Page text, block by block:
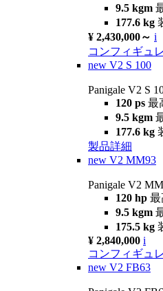
9.5 kgm
177.6 kg
¥ 2,430,000～ i
コンフィギュ
new V2 S 100
Panigale V2 S
120 ps 最
9.5 kgm
177.6 kg
製品詳細
new V2 MM93
Panigale V2
120 hp 最
9.5 kgm
175.5 kg
¥ 2,840,000 i
コンフィギュ
new V2 FB63